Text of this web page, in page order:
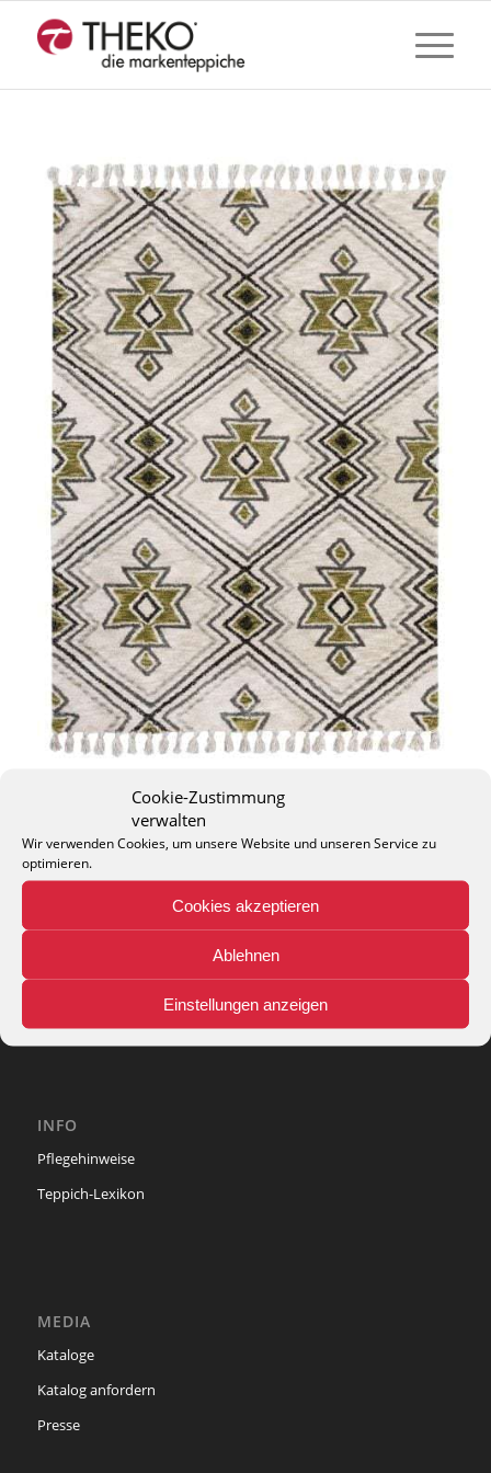
Cookie-Zustimmung
verwalten
Wir verwenden Cookies, um unsere Website und unseren Service zu
optimieren.
Cookies akzeptieren
Ablehnen
Einstellungen anzeigen
THEO KELLER GMBH
Lohackerstr. 30
phone: + 49 (2327) 3083 - 20
info@theko-collection.com
INFO
Pflegehinweise
Teppich-Lexikon
MEDIA
Kataloge
Katalog anfordern
Presse